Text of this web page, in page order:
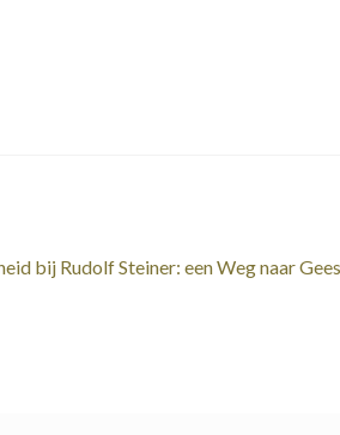
bij Rudolf Steiner: een Weg naar